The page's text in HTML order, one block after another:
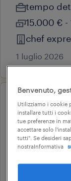
tempo
15.000 €
chef
1 luglio 2026
operational
chef
(f/m/nb)
cagliari,
tempo
Benvenuto,
Utilizziamo i cookie
installare tutti i
tue preferenze in
accettare solo
tutti". Se desideri
nostraInformativa